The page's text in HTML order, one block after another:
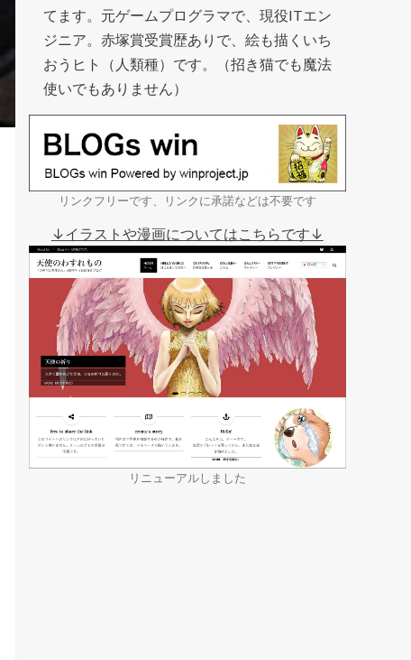
てます。元ゲームプログラマで、現役ITエン
ジニア。赤塚賞受賞歴ありで、絵も描くいち
おうヒト（人類種）です。（招き猫でも魔法
使いでもありません）
リンクフリーです、リンクに承諾などは不要です
↓イラストや漫画についてはこちらです↓
リニューアルしました